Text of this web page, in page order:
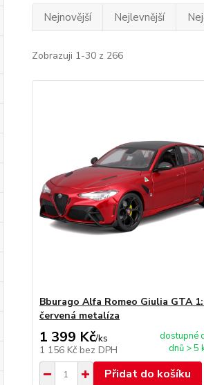
Nejnovější Nejlevnější
Zobrazuji 1-30 z 266
Bburago Alfa Romeo Giulia GTA
červená metalíza
1 399 Kč/ks
1 156 Kč bez DPH
dostupné
dnů > 5
Přidat do košíku